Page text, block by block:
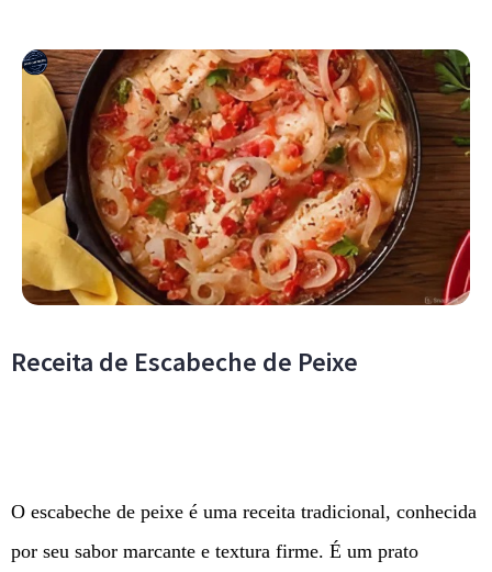
Receita de Escabeche de Peixe
O escabeche de peixe é uma receita tradicional, conhecida
por seu sabor marcante e textura firme. É um prato